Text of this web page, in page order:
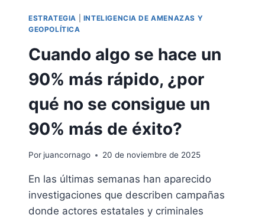
ESTRATEGIA
INTELIGENCIA DE AMENAZAS Y
GEOPOLÍTICA
Cuando algo se hace un
90% más rápido, ¿por
qué no se consigue un
90% más de éxito?
Por juancornago 20 de noviembre de 2025
En las últimas semanas han aparecido
investigaciones que describen campañas
donde actores estatales y criminales